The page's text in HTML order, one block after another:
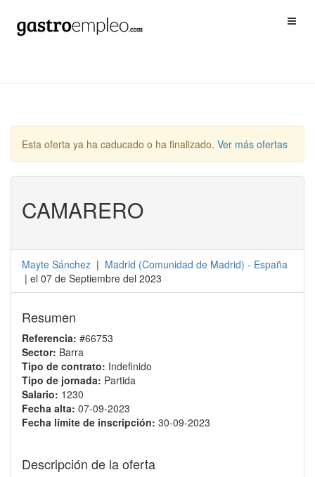
Esta oferta ya ha caducado o ha finalizado. Ver más ofertas
CAMARERO
Mayte Sánchez | Madrid (Comunidad de Madrid) - España
| el 07 de Septiembre del 2023
Resumen
Referencia: #66753
Sector: Barra
Tipo de contrato: Indefinido
Tipo de jornada: Partida
Salario: 1230
Fecha alta: 07-09-2023
Fecha límite de inscripción: 30-09-2023
Descripción de la oferta